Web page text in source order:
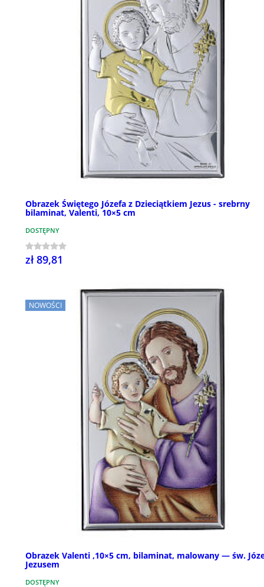
Obrazek Świętego Józefa z Dzieciątkiem Jezus - srebrny
bilaminat, Valenti, 10×5 cm
DOSTĘPNY
zł 89,81
NOWOŚCI
Obrazek Valenti ,10×5 cm, bilaminat, malowany — św.
Jezusem
DOSTĘPNY